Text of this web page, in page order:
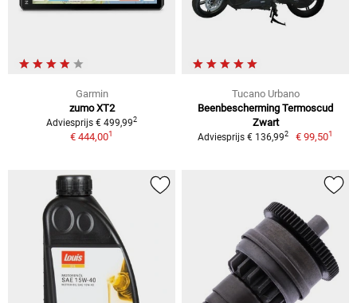
Garmin
zumo XT2
Adviesprijs € 499,992
€ 444,001
Tucano Urbano
Beenbescherming Termoscud
Zwart
Adviesprijs € 136,992 € 99,501